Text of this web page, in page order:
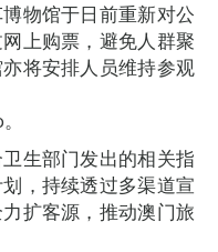
物馆于日前重新对公
上购票，避免人群聚
将安排人员维持参观
生部门发出的相关指
，持续透过多渠道宣
扩客源，推动澳门旅